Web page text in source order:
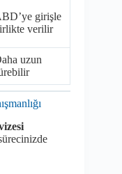
girişle
verilir
uzun